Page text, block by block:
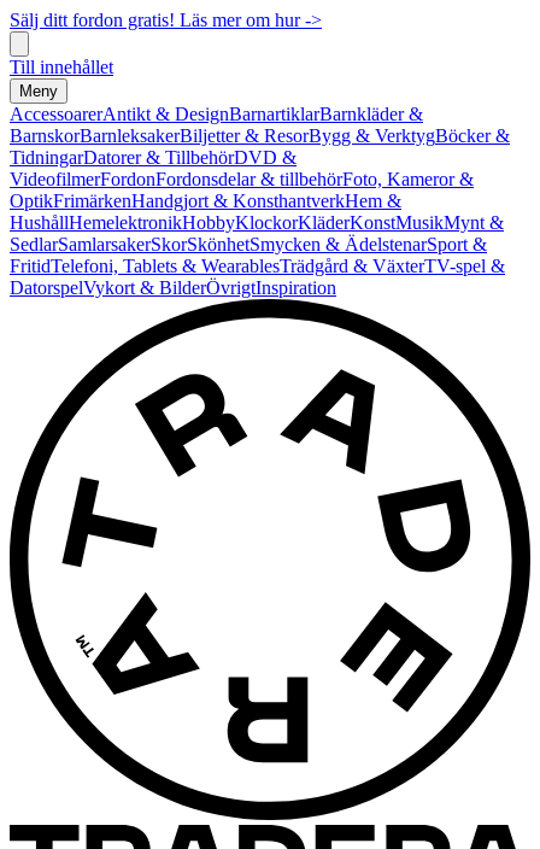
Sälj ditt fordon gratis! Läs mer om hur ->
Till innehållet
Meny
AccessoarerAntikt & DesignBarnartiklarBarnkläder &
BarnskorBarnleksakerBiljetter & ResorBygg & VerktygBöcker &
TidningarDatorer & TillbehörDVD &
VideofilmerFordonFordonsdelar & tillbehörFoto, Kameror &
OptikFrimärkenHandgjort & KonsthantverkHem &
HushållHemelektronikHobbyKlockorKläderKonstMusikMynt &
SedlarSamlarsakerSkorSkönhetSmycken & ÄdelstenarSport &
FritidTelefoni, Tablets & WearablesTrädgård & VäxterTV-spel &
DatorspelVykort & BilderÖvrigtInspiration